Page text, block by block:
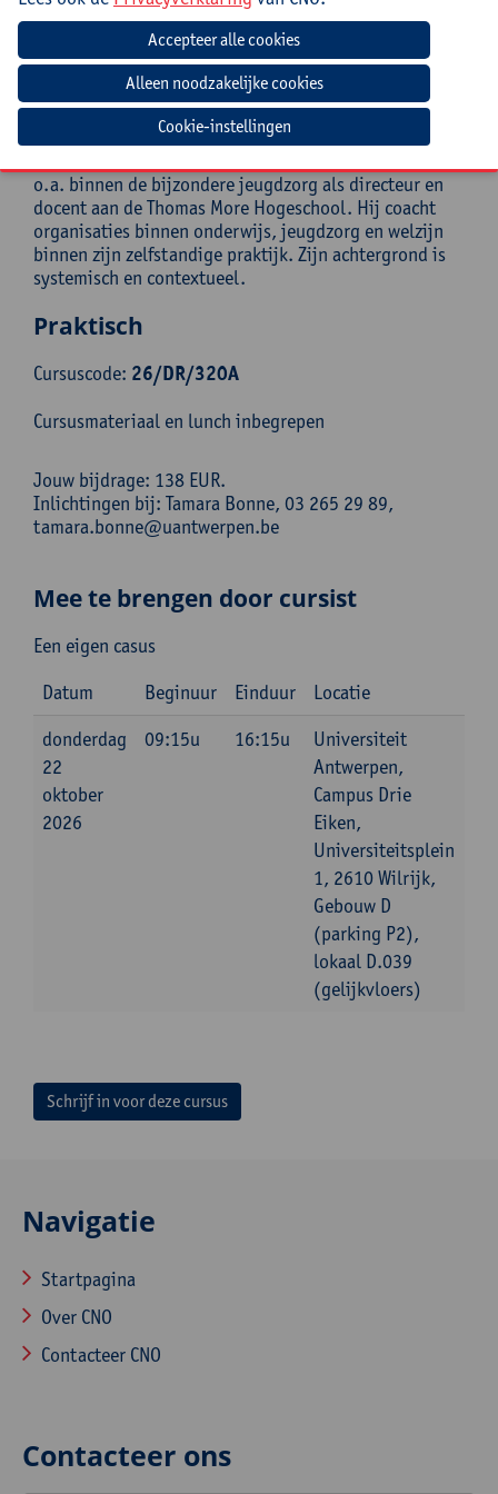
uit alle niveaus
Begeleiding
Mark Fonteyn is zaakvoerder van Inspirant
(www.praktijkinspirant.be) en klinisch
o.a. binnen de bijzondere jeugdzorg als directeur en
docent aan de Thomas More Hogeschool. Hij coacht
organisaties binnen onderwijs, jeugdzorg en welzijn
binnen zijn zelfstandige praktijk. Zijn achtergrond is
systemisch en contextueel.
Praktisch
Cursuscode: 26/DR/320A
Cursusmateriaal en lunch inbegrepen
Jouw bijdrage: 138 EUR.
Inlichtingen bij: Tamara Bonne, 03 265 29 89,
tamara.bonne@uantwerpen.be
Mee te brengen door cursist
Een eigen casus
Datum
Beginuur Einduur
Locatie
donderdag
22
oktober
2026
09:15u 16:15u
Universiteit
Antwerpen,
Campus Drie
Eiken,
Universiteitsplein
1, 2610 Wilrijk,
Gebouw D
(parking P2),
lokaal D.039
(gelijkvloers)
Schrijf in voor deze cursus
Navigatie
Startpagina
Over CNO
Contacteer CNO
Contacteer ons
Cookie-instellingen